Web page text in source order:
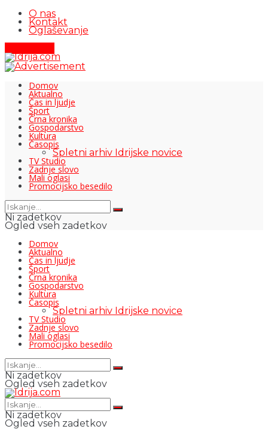
O nas
Kontakt
Oglaševanje
Domov
Aktualno
Čas in ljudje
Šport
Črna kronika
Gospodarstvo
Kultura
Časopis
Spletni arhiv Idrijske novice
TV Studio
Zadnje slovo
Mali oglasi
Promocijsko besedilo
Ni zadetkov
Ogled vseh zadetkov
Domov
Aktualno
Čas in ljudje
Šport
Črna kronika
Gospodarstvo
Kultura
Časopis
Spletni arhiv Idrijske novice
TV Studio
Zadnje slovo
Mali oglasi
Promocijsko besedilo
Ni zadetkov
Ogled vseh zadetkov
Ni zadetkov
Ogled vseh zadetkov